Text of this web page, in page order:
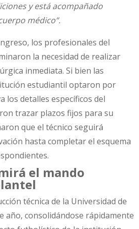
y está acompañado
médico”.
los profesionales del
la necesidad de realizar
inmediata. Si bien las
estudiantil optaron por
los detalles específicos del
trazar plazos fijos para su
que el técnico seguirá
hasta completar el esquema
el mando
técnica de la Universidad de
año, consolidándose rápidamente